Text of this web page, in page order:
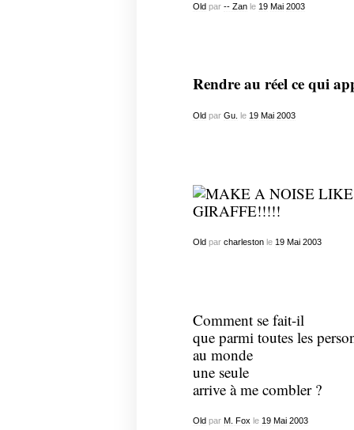
Oldpar -- Zanle 19 Mai 2003
Rendre au réel ce qui
Oldpar Gu. le 19 Mai 2003
Oldpar charlestonle 19 Mai 2003
Comment se fait-il
que parmi toutes les
au monde
une seule
arrive à me combler ?
Oldpar M. Fox le 19 Mai 2003